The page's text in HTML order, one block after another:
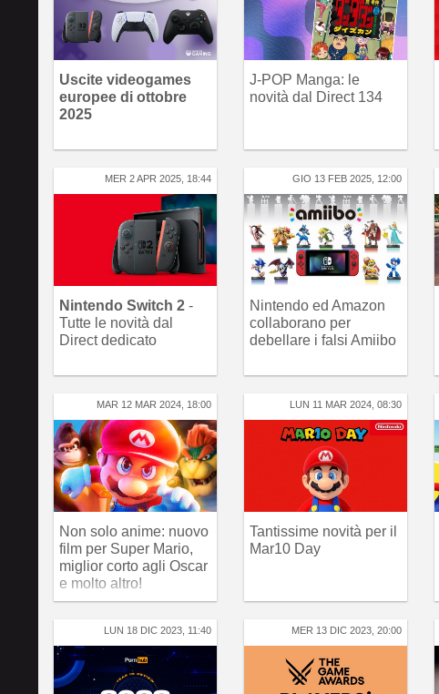
Uscite videogames
europee di ottobre
2025
J-POP Manga: le
novità dal Direct 134
MER 2 APR 2025, 18:44
Nintendo Switch 2 -
Tutte le novità dal
Direct dedicato
GIO 13 FEB 2025, 12:00
Nintendo ed Amazon
collaborano per
debellare i falsi Amiibo
MAR 12 MAR 2024, 18:00
Non solo anime: nuovo
film per Super Mario,
miglior corto agli Oscar
e molto altro!
LUN 11 MAR 2024, 08:30
Tantissime novità per il
Mar10 Day
LUN 18 DIC 2023, 11:40 MER 13 DIC 2023, 20:00